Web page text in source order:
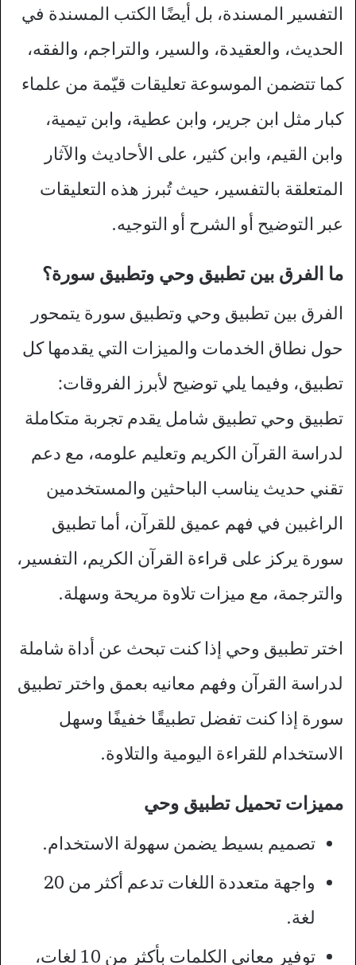
التفسير المسندة، بل أيضًا الكتب المسندة في
الحديث، والعقيدة، والسير، والتراجم، والفقه،
كما تتضمن الموسوعة تعليقات قيّمة من علماء
كبار مثل ابن جرير، وابن عطية، وابن تيمية،
وابن القيم، وابن كثير، على الأحاديث والآثار
المتعلقة بالتفسير، حيث تُبرز هذه التعليقات
عبر التوضيح أو الشرح أو التوجيه.
ما الفرق بين تطبيق وحي وتطبيق سورة؟
الفرق بين تطبيق وحي وتطبيق سورة يتمحور
حول نطاق الخدمات والميزات التي يقدمها كل
تطبيق، وفيما يلي توضيح لأبرز الفروقات:
تطبيق وحي تطبيق شامل يقدم تجربة متكاملة
لدراسة القرآن الكريم وتعليم علومه، مع دعم
تقني حديث يناسب الباحثين والمستخدمين
الراغبين في فهم عميق للقرآن، أما تطبيق
سورة يركز على قراءة القرآن الكريم، التفسير،
والترجمة، مع ميزات تلاوة مريحة وسهلة.
اختر تطبيق وحي إذا كنت تبحث عن أداة شاملة
لدراسة القرآن وفهم معانيه بعمق واختر تطبيق
سورة إذا كنت تفضل تطبيقًا خفيفًا وسهل
الاستخدام للقراءة اليومية والتلاوة.
مميزات تحميل تطبيق وحي
تصميم بسيط يضمن سهولة الاستخدام.
واجهة متعددة اللغات تدعم أكثر من 20
لغة.
توفير معاني الكلمات بأكثر من 10 لغات،